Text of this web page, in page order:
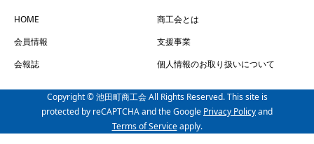
HOME
商工会とは
会員情報
支援事業
会報誌
個人情報のお取り扱いについて
Copyright © 池田町商工会 All Rights Reserved. This site is
protected by reCAPTCHA and the Google Privacy Policyand
Terms of Serviceapply.